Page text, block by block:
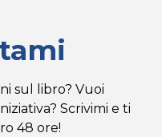
sul libro? Vuoi
Scrivimi e ti
48 ore!